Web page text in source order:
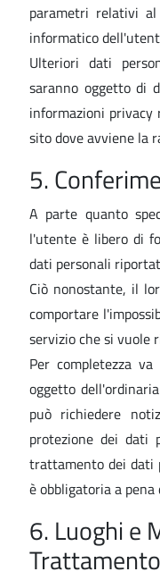
parametri relativi
informatico
Ulteriori dati
saranno oggetto di
informazioni privacy
sito dove avviene la
5.
A parte quanto
l'utente è libero di
dati personali
Ciò nonostante, il
comportare
servizio che si vuole
Per completezza
oggetto
può richiedere
protezione dei dati
trattamento dei dati
è obbligatoria a
6. Luoghi e
Trattamento